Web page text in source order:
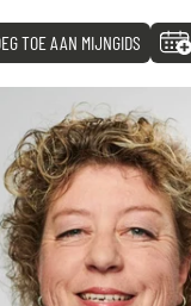
TOE AAN MIJNGIDS